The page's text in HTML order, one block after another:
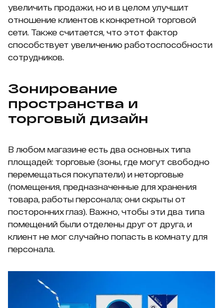
увеличить продажи, но и в целом улучшит
отношение клиентов к конкретной торговой
сети. Также считается, что этот фактор
способствует увеличению работоспособности
сотрудников.
Зонирование
пространства и
торговый дизайн
В любом магазине есть два основных типа
площадей: торговые (зоны, где могут свободно
перемещаться покупатели) и неторговые
(помещения, предназначенные для хранения
товара, работы персонала; они скрыты от
посторонних глаз). Важно, чтобы эти два типа
помещений были отделены друг от друга, и
клиент не мог случайно попасть в комнату для
персонала.